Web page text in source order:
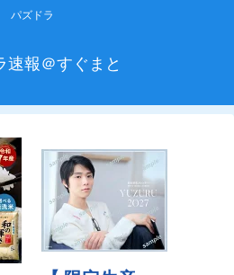
パズドラ
速報＠すぐまと